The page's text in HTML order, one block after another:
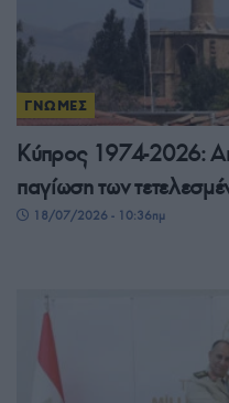
ΓΝΩΜΕΣ
Κύπρος 1974-2026:
παγίωση των
18/07/2026 - 10:36πμ